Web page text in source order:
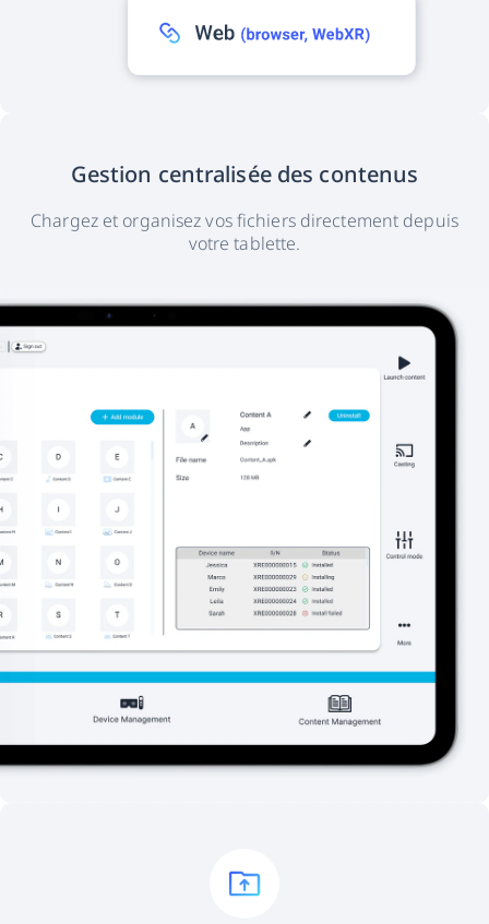
Gestion centralisée des contenus
Chargez et organisez vos fichiers directement depuis
votre tablette.